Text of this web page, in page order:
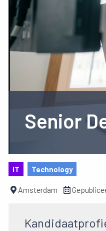
Senior
IT Technology
Amsterdam